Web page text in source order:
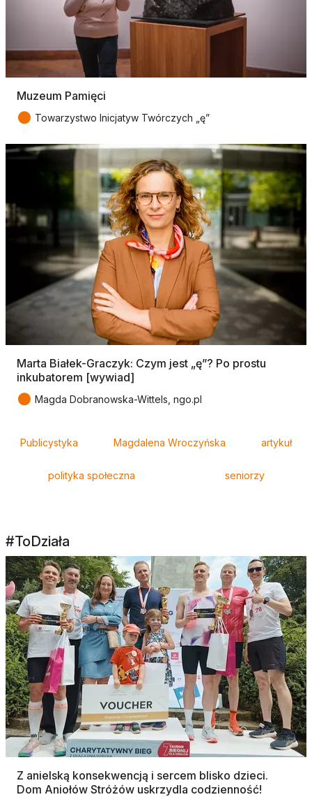
Muzeum Pamięci
● Towarzystwo Inicjatyw Twórczych „ę”
Marta Białek-Graczyk: Czym jest „ę”? Po prostu
inkubatorem [wywiad]
● Magda Dobranowska-Wittels, ngo.pl
Publicystyka Magdalena Wroczyńska artykuł
polityka społeczna seniorzy
#ToDziała
Z anielską konsekwencją i sercem blisko dzieci.
Dom Aniołów Stróżów uskrzydla codzienność!